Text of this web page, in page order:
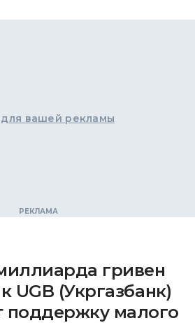
вашей рекламы
гривен
UGB (Укргазбанк)
поддержку малого